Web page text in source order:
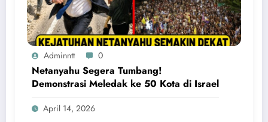
Adminntt 0
Netanyahu Segera Tumbang!
Demonstrasi Meledak ke 50 Kota di Israel
April 14, 2026